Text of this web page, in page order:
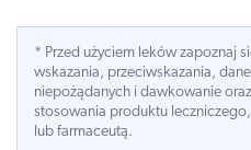
* Przed użyciem leków zapoznaj
wskazania, przeciwskazania,
niepożądanych i dawkowanie
stosowania produktu
lub farmaceutą.